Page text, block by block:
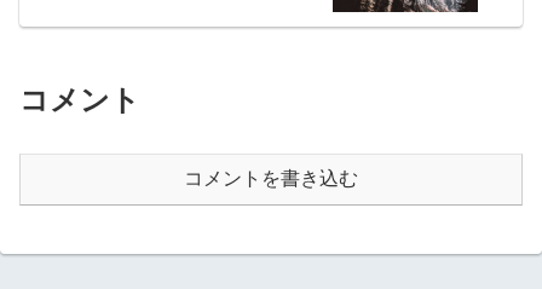
コメント
コメントを書き込む